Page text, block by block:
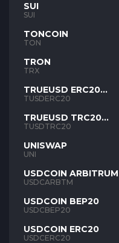
SUI
SUI
TONCOIN
TON
TRON
TRX
TRUEUSD ERC20
TUSD
TUSDERC20
TRUEUSD TRC20
TUSD
TUSDTRC20
UNISWAP
UNI
USDCOIN ARBITRUM
USDCARBTM
USDCOIN BEP20
USDCBEP20
USDCOIN ERC20
USDCERC20